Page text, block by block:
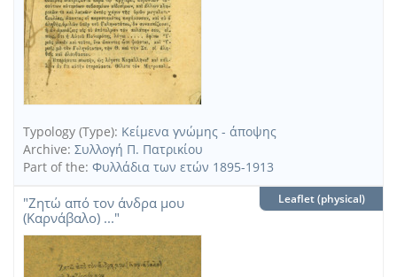
Typology (Type): Κείμενα γνώμης - άποψης
Archive: Συλλογή Π. Πατρικίου
Part of the: Φυλλάδια των ετών 1895-1913
"Ζητώ από τον άνδρα μου
(Καρνάβαλο) ..."
Leaflet (physical)